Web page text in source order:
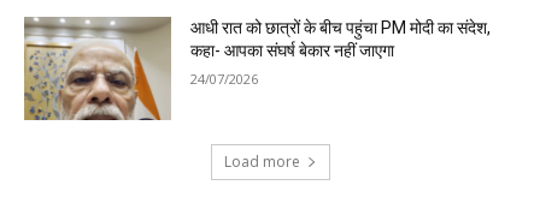
आधी रात को छात्रों के बीच पहुंचा PM मोदी का संदेश,
कहा- आपका संघर्ष बेकार नहीं जाएगा
24/07/2026
Load more